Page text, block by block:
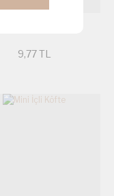
9,77 TL